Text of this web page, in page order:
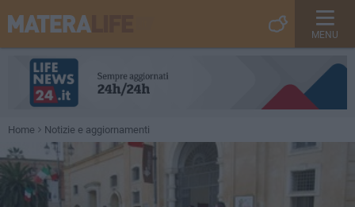
MENU
Home Notizie e aggiornamenti